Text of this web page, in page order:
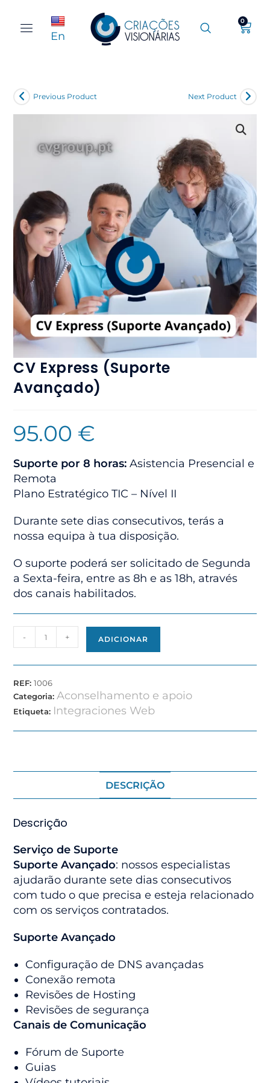
En
0
Previous Product Next Product
CV Express (Suporte
Avançado)
95.00 €
Suporte por 8 horas: Asistencia Presencial e
Remota
Plano Estratégico TIC – Nível II
Durante sete dias consecutivos, terás a
nossa equipa à tua disposição.
O suporte poderá ser solicitado de Segunda
a Sexta-feira, entre as 8h e as 18h, através
dos canais habilitados.
- + ADICIONAR
REF:1006
Categoria: Aconselhamento e apoio
Etiqueta: Integraciones Web
DESCRIÇÃO
Descrição
Serviço de Suporte
Suporte Avançado: nossos especialistas
ajudarão durante sete dias consecutivos
com tudo o que precisa e esteja relacionado
com os serviços contratados.
Suporte Avançado
Configuração de DNS avançadas
Conexão remota
Revisões de Hosting
Revisões de segurança
Canais de Comunicação
Fórum de Suporte
Guias